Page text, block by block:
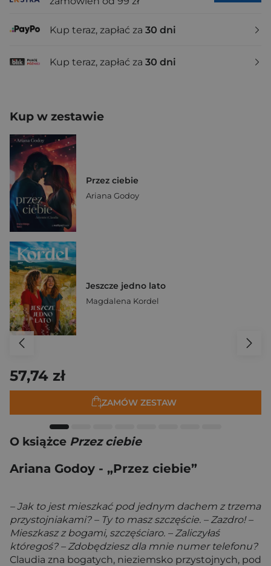
Kup teraz, zapłać za 30 dni
Kup teraz, zapłać za 30 dni
Kup w zestawie
Przez ciebie
Ariana Godoy
Jeszcze jedno lato
Magdalena Kordel
57,74 zł
ZAMÓW ZESTAW
O książce Przez ciebie
Ariana Godoy - „Przez ciebie”
– Jak to jest mieszkać pod jednym dachem z trzema
przystojniakami? – Ty to masz szczęście. – Zazdro! –
Mieszkasz z bogami, szczęściaro. – Zaliczyłaś
któregoś? – Zdobędziesz dla mnie numer telefonu?
Claudia zna bogatych, nieziemsko przystojnych, pod